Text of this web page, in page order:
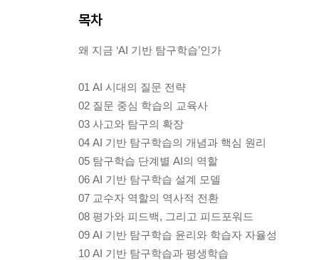
목차
왜 지금 ‘AI 기반 탐구학습’인가
01 AI 시대의 질문 전략
02 질문 중심 학습의 교육사
03 사고와 탐구의 확장
04 AI 기반 탐구학습의 개념과 핵심 원리
05 탐구학습 단계별 AI의 역할
06 AI 기반 탐구학습 설계 모델
07 교수자 역할의 역사적 전환
08 평가와 피드백, 그리고 피드포워드
09 AI 기반 탐구학습 윤리와 학습자 자율성
10 AI 기반 탐구학습과 평생학습